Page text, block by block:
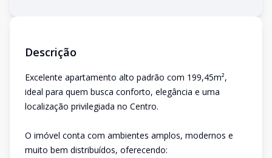
Descrição
Excelente apartamento alto padrão com 199,45m²,
ideal para quem busca conforto, elegância e uma
localização privilegiada no Centro.
O imóvel conta com ambientes amplos, modernos e
muito bem distribuídos, oferecendo: